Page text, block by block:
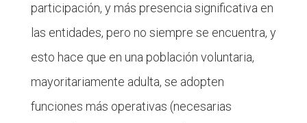
participación, y más presencia significativa en
las entidades, pero no siempre se encuentra, y
esto hace que en una población voluntaria,
mayoritariamente adulta, se adopten
funciones más operativas (necesarias